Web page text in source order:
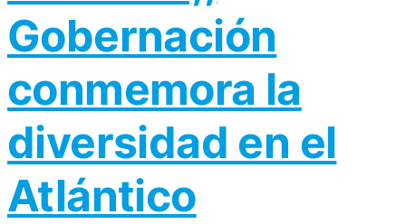
Gobernación
conmemora la
diversidad en el
Atlántico